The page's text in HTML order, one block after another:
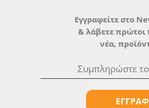
Εγγραφείτε στο
& λάβετε πρώτοι
νέα,